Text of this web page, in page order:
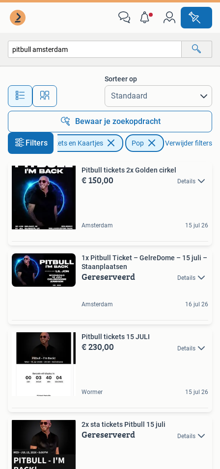
Alle afstanden…
Sorteer op
Bewaar je zoekopdracht
FiltersTickets en Kaartjes Pop Verwijder filters
Pitbull tickets 2x Golden cirkel
€ 150,00 Details
Amsterdam 15 jul 26
1x Pitbull Ticket – GelreDome – 15 juli –
Staanplaatsen
Gereserveerd Details
Amsterdam 16 jul 26
Pitbull tickets 15 JULI
€ 230,00 Details
Wormer 15 jul 26
2x sta tickets Pitbull 15 juli
Gereserveerd Details